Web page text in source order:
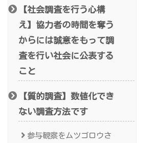
【社会調査を行う心構
え】協力者の時間を奪う
からには誠意をもって調
査を行い社会に公表する
こと
【質的調査】数値化でき
ない調査方法です
参与観察をムツゴロウさ